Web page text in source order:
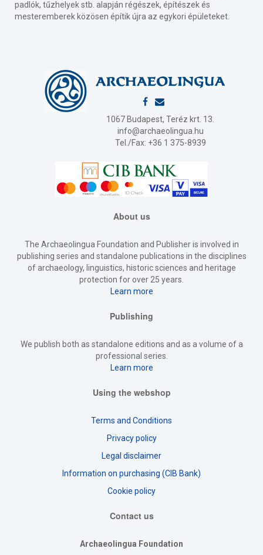
padlók, tűzhelyek stb. alapján régészek, építészek és
mesteremberek közösen építik újra az egykori épületeket.
1067 Budapest, Teréz krt. 13.
info@archaeolingua.hu
Tel./Fax: +36 1 375-8939
About us
The Archaeolingua Foundation and Publisher is involved in
publishing series and standalone publications in the disciplines
of archaeology, linguistics, historic sciences and heritage
protection for over 25 years.
Learn more
Publishing
We publish both as standalone editions and as a volume of a
professional series.
Learn more
Using the webshop
Terms and Conditions
Privacy policy
Legal disclaimer
Information on purchasing (CIB Bank)
Cookie policy
Contact us
Archaeolingua Foundation